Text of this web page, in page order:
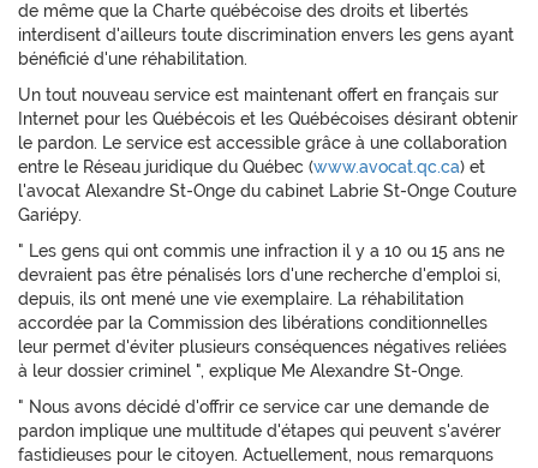
de même que la Charte québécoise des droits et libertés
interdisent d'ailleurs toute discrimination envers les gens ayant
bénéficié d'une réhabilitation.
Un tout nouveau service est maintenant offert en français sur
Internet pour les Québécois et les Québécoises désirant obtenir
le pardon. Le service est accessible grâce à une collaboration
entre le Réseau juridique du Québec (www.avocat.qc.ca) et
l'avocat Alexandre St-Onge du cabinet Labrie St-Onge Couture
Gariépy.
" Les gens qui ont commis une infraction il y a 10 ou 15 ans ne
devraient pas être pénalisés lors d'une recherche d'emploi si,
depuis, ils ont mené une vie exemplaire. La réhabilitation
accordée par la Commission des libérations conditionnelles
leur permet d'éviter plusieurs conséquences négatives reliées
à leur dossier criminel ", explique Me Alexandre St-Onge.
" Nous avons décidé d'offrir ce service car une demande de
pardon implique une multitude d'étapes qui peuvent s'avérer
fastidieuses pour le citoyen. Actuellement, nous remarquons